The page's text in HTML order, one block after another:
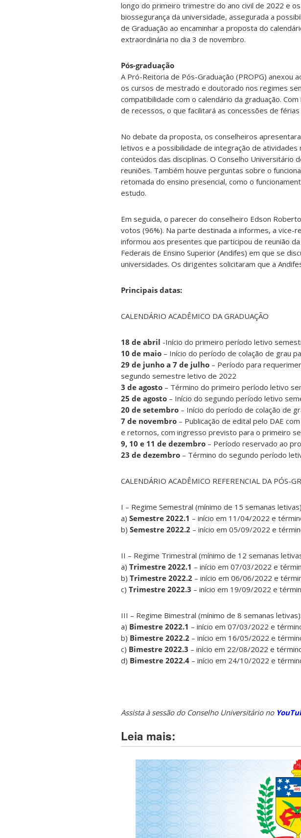
longo do primeiro trimestre do ano civil de 2022 e
biossegurança da universidade, assegurada a
de Graduação ao encaminhar a proposta do
extraordinária no dia 3 de novembro.
Pós-graduação
A Pró-Reitoria de Pós-Graduação (PROPG) anexou
os cursos de mestrado e doutorado nos regimes
compatibilidade com o calendário da graduação.
de recessos, o que facilitará as concessões de
No debate da proposta, os conselheiros
letivos e a possibilidade de integração de
conteúdos das disciplinas. O Conselho
reuniões. Também houve perguntas sobre o
retomada do ensino presencial, como o
estudo.
Em seguida, o parecer do conselheiro Edson
votos (96%). Na parte destinada a informes, a vice-
informou aos presentes que participou de reunião
Federais de Ensino Superior (Andifes) em que se
universidades. Os dirigentes solicitaram que a
Principais datas:
CALENDÁRIO ACADÊMICO DA GRADUAÇÃO
18 de abril -Início do primeiro período letivo
10 de maio – Início do período de colação de grau
29 de junho a 7 de julho – Período para
segundo semestre letivo de 2022
3 de agosto – Término do primeiro período letivo
25 de agosto – Início do segundo período letivo
20 de setembro – Início do período de colação de
7 de novembro – Publicação de edital pelo DAE
e retornos, com ingresso previsto para o primeiro
9, 10 e 11 de dezembro – Período reservado ao
23 de dezembro – Término do segundo período
CALENDÁRIO ACADÊMICO REFERENCIAL DA PÓS-
I – Regime Semestral (mínimo de 15 semanas
a) Semestre 2022.1 – início em 11/04/2022 e
b) Semestre 2022.2 – início em 05/09/2022 e
II – Regime Trimestral (mínimo de 12 semanas
a) Trimestre 2022.1 – início em 07/03/2022 e
b) Trimestre 2022.2 – início em 06/06/2022 e
c) Trimestre 2022.3 – início em 19/09/2022 e
III – Regime Bimestral (mínimo de 8 semanas letivas):
a) Bimestre 2022.1 – início em 07/03/2022 e
b) Bimestre 2022.2 – início em 16/05/2022 e
c) Bimestre 2022.3 – início em 22/08/2022 e
d) Bimestre 2022.4 – início em 24/10/2022 e
Assista à sessão do Conselho Universitário no
Leia mais: